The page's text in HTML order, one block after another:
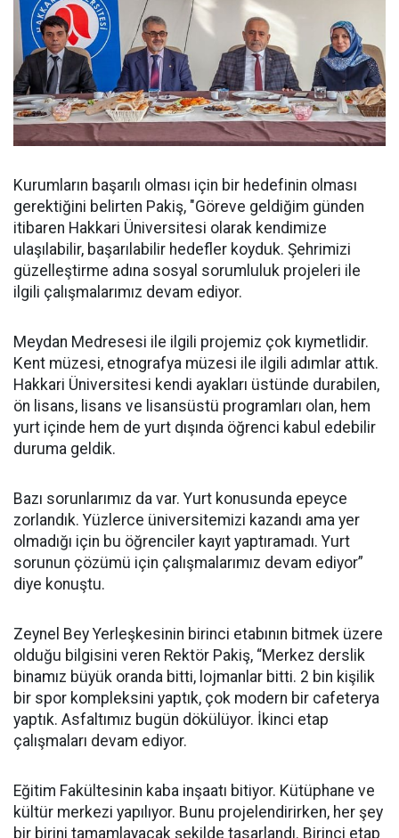
Kurumların başarılı olması için bir hedefinin olması
gerektiğini belirten Pakiş, "Göreve geldiğim günden
itibaren Hakkari Üniversitesi olarak kendimize
ulaşılabilir, başarılabilir hedefler koyduk. Şehrimizi
güzelleştirme adına sosyal sorumluluk projeleri ile
ilgili çalışmalarımız devam ediyor.
Meydan Medresesi ile ilgili projemiz çok kıymetlidir.
Kent müzesi, etnografya müzesi ile ilgili adımlar attık.
Hakkari Üniversitesi kendi ayakları üstünde durabilen,
ön lisans, lisans ve lisansüstü programları olan, hem
yurt içinde hem de yurt dışında öğrenci kabul edebilir
duruma geldik.
Bazı sorunlarımız da var. Yurt konusunda epeyce
zorlandık. Yüzlerce üniversitemizi kazandı ama yer
olmadığı için bu öğrenciler kayıt yaptıramadı. Yurt
sorunun çözümü için çalışmalarımız devam ediyor”
diye konuştu.
Zeynel Bey Yerleşkesinin birinci etabının bitmek üzere
olduğu bilgisini veren Rektör Pakiş, “Merkez derslik
binamız büyük oranda bitti, lojmanlar bitti. 2 bin kişilik
bir spor kompleksini yaptık, çok modern bir cafeterya
yaptık. Asfaltımız bugün dökülüyor. İkinci etap
çalışmaları devam ediyor.
Eğitim Fakültesinin kaba inşaatı bitiyor. Kütüphane ve
kültür merkezi yapılıyor. Bunu projelendirirken, her şey
bir birini tamamlayacak şekilde tasarlandı. Birinci etap